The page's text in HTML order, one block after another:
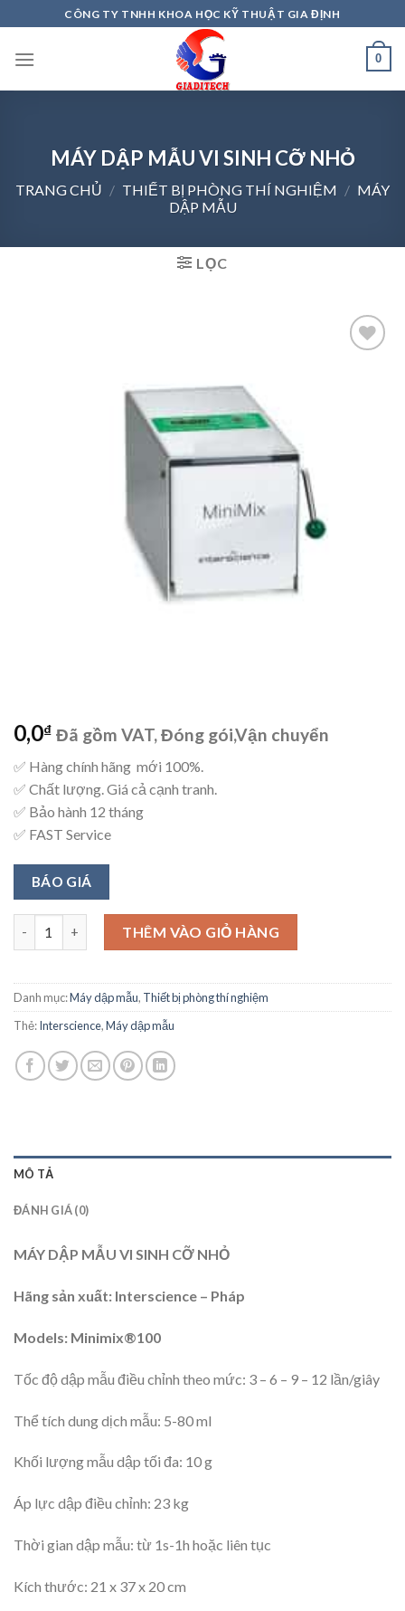
to
content
CÔNG TY TNHH KHOA HỌC KỸ THUẬT GIA ĐỊNH
0
MÁY DẬP MẪU VI SINH CỠ NHỎ
TRANG CHỦ / THIẾT BỊ PHÒNG THÍ NGHIỆM / MÁY
DẬP MẪU
LỌC
0,0₫ Đã gồm VAT, Đóng gói,Vận chuyển
✅ Hàng chính hãng mới 100%.
✅ Chất lượng. Giá cả cạnh tranh.
✅ Bảo hành 12 tháng
✅ FAST Service
BÁO GIÁ
MÁY DẬP MẪU VI SINH CỠ NHỎ số lượng
THÊM VÀO GIỎ HÀNG
Danh mục:Máy dập mẫu, Thiết bị phòng thí nghiệm
Thẻ:Interscience,Máy dập mẫu
MÔ TẢ
ĐÁNH GIÁ (0)
MÁY DẬP MẪU VI SINH CỠ NHỎ
Hãng sản xuất: Interscience – Pháp
Models: Minimix®100
Tốc độ dập mẫu điều chỉnh theo mức: 3 – 6 – 9 – 12 lần/giây
Thể tích dung dịch mẫu: 5-80 ml
Khối lượng mẫu dập tối đa: 10 g
Áp lực dập điều chỉnh: 23 kg
Thời gian dập mẫu: từ 1s-1h hoặc liên tục
Kích thước: 21 x 37 x 20 cm